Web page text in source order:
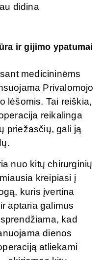
didina
ir gijimo ypatumai
medicininėms
Privalomojo
lėšomis. Tai reiškia,
reikalinga
priežasčių, gali ją
nuo kitų chirurginių
kreipiasi į
kuris įvertina
aptaria galimus
kad
dienos
atliekami